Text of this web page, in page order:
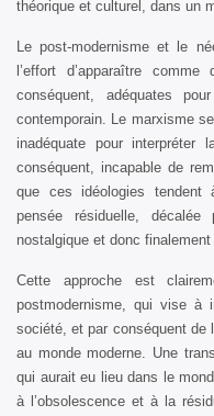
théorique et culturel, dans un
Le post-modernisme et le
l’effort d’apparaître
conséquent, adéquates
contemporain. Le marxisme
inadéquate pour
conséquent, incapable de
que ces idéologies tendent
pensée résiduelle,
nostalgique et donc
Cette approche est
postmodernisme, qui vise à
société, et par conséquent de
au monde moderne. Une
qui aurait eu lieu dans le
à l’obsolescence et à la